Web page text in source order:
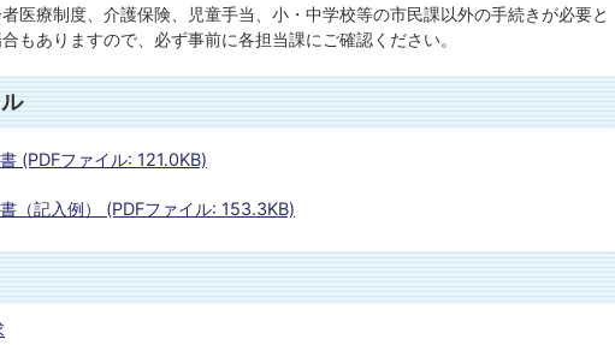
医療制度、介護保険、児童手当、小・中学校等の市民課以外の手続きが必要と
もありますので、必ず事前に各担当課にご確認ください。
(PDFファイル: 121.0KB)
（記入例） (PDFファイル: 153.3KB)